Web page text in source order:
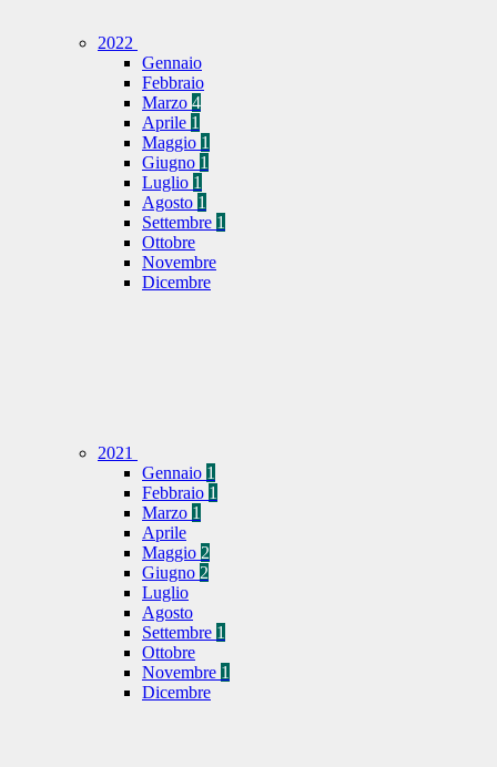
2022
Gennaio
Febbraio
Marzo 4
Aprile 1
Maggio 1
Giugno 1
Luglio 1
Agosto 1
Settembre 1
Ottobre
Novembre
Dicembre
2021
Gennaio 1
Febbraio 1
Marzo 1
Aprile
Maggio 2
Giugno 2
Luglio
Agosto
Settembre 1
Ottobre
Novembre 1
Dicembre